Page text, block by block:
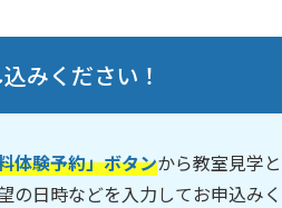
みください！
体験予約」ボタンから教室見学
の日時などを入力してお申込みく